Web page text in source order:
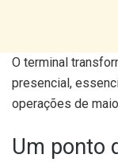
O terminal
presencial,
operações de
Um ponto